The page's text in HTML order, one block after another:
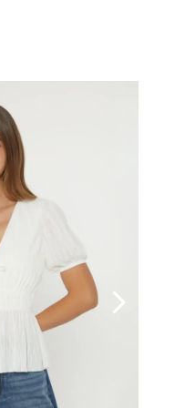
la dirección